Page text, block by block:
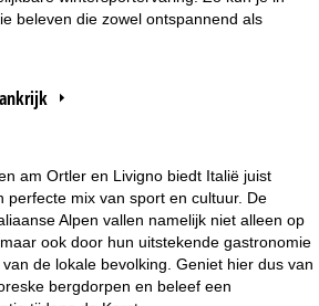
beleven die zowel ontspannend als
am Ortler en Livigno biedt Italië juist
perfecte mix van sport en cultuur. De
Alpen vallen namelijk niet alleen op
ook door hun uitstekende gastronomie
de lokale bevolking. Geniet hier dus van
bergdorpen en beleef een